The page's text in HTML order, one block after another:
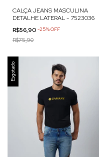
CALÇA JEANS MASCULINA
DETALHE LATERAL - 7523036
R$56,90 -25%OFF
R$75,90
Esgotado